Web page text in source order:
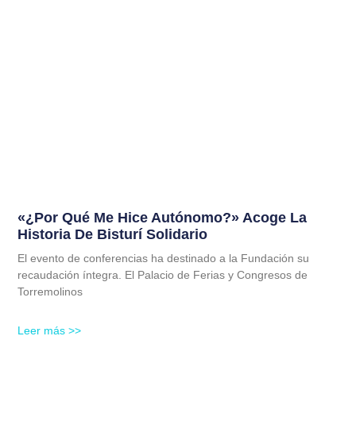
«¿Por Qué Me Hice Autónomo?» Acoge La
Historia De Bisturí Solidario
El evento de conferencias ha destinado a la Fundación su
recaudación íntegra. El Palacio de Ferias y Congresos de
Torremolinos
Leer más >>